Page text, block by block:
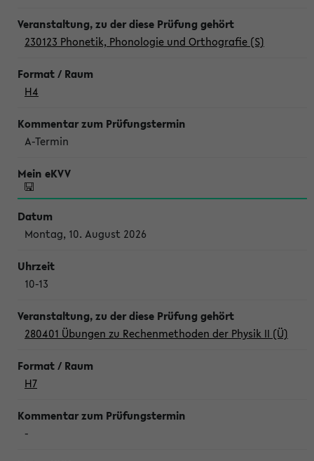
230123 Phonetik, Phonologie und Orthografie (S)
H4
A-Termin
Montag, 10. August 2026
10-13
280401 Übungen zu Rechenmethoden der Physik II (Ü)
H7
-